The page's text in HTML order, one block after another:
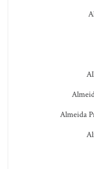
Almeida